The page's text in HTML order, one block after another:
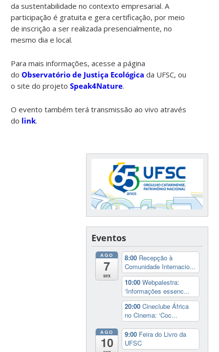
da sustentabilidade no contexto empresarial. A
participação é gratuita e gera certificação, por meio
de inscrição a ser realizada presencialmente, no
mesmo dia e local.
Para mais informações, acesse a página
doObservatório de Justiça Ecológica da UFSC, ou
o site do projetoSpeak4Nature.
O evento também terá transmissão ao vivo através
do link.
Eventos
AGO
7
sex
8:00 Recepção à
Comunidade Internacio...
10:00Webpalestra:
‘Informações essenc...
20:00Cineclube África
no Cinema: ‘Coc...
AGO
10
9:00 Feira do Livro da
UFSC